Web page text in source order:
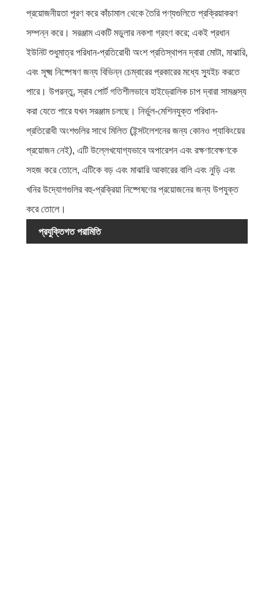
প্রয়োজনীয়তা পূরণ করে কাঁচামাল থেকে তৈরি পণ্যগুলিতে প্রক্রিয়াকরণ
সম্পন্ন করে। সরঞ্জাম একটি মডুলার নকশা গ্রহণ করে; একই প্রধান
ইউনিট শুধুমাত্র পরিধান-প্রতিরোধী অংশ প্রতিস্থাপন দ্বারা মোটা, মাঝারি,
এবং সূক্ষ্ম নিষ্পেষণ জন্য বিভিন্ন চেম্বারের প্রকারের মধ্যে স্যুইচ করতে
পারে। উপরন্তু, স্রাব পোর্ট গতিশীলভাবে হাইড্রোলিক চাপ দ্বারা সামঞ্জস্য
করা যেতে পারে যখন সরঞ্জাম চলছে। নির্ভুল-মেশিনযুক্ত পরিধান-
প্রতিরোধী অংশগুলির সাথে মিলিত (ইন্সটলেশনের জন্য কোনও প্যাকিংয়ের
প্রয়োজন নেই), এটি উল্লেখযোগ্যভাবে অপারেশন এবং রক্ষণাবেক্ষণকে
সহজ করে তোলে, এটিকে বড় এবং মাঝারি আকারের বালি এবং নুড়ি এবং
খনির উদ্যোগগুলির বহু-প্রক্রিয়া নিষ্পেষণের প্রয়োজনের জন্য উপযুক্ত
করে তোলে।
প্রযুক্তিগত পরামিতি